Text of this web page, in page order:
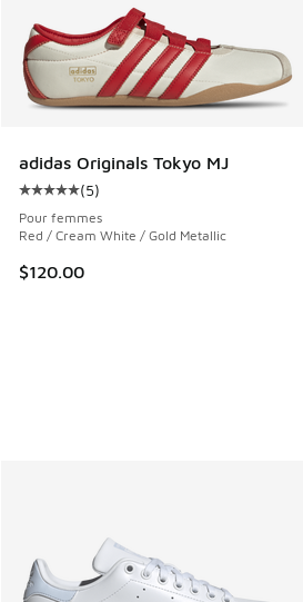
adidas Originals Tokyo MJ
Cote moyenne du client - [5 sur 5
(5)
Pour femmes
Red / Cream White / Gold Metallic
$120.00